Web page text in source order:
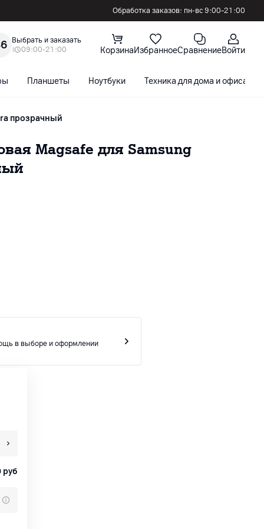
Обработка заказов: пн-вс 9:00–21:00
Выбрать и заказать
09:00-21:00
КорзинаИзбранноеСравнениеВойти
Планшеты Ноутбуки Техника для дома и офиса
прозрачный
Magsafe для Samsung
в выборе и оформлении
руб